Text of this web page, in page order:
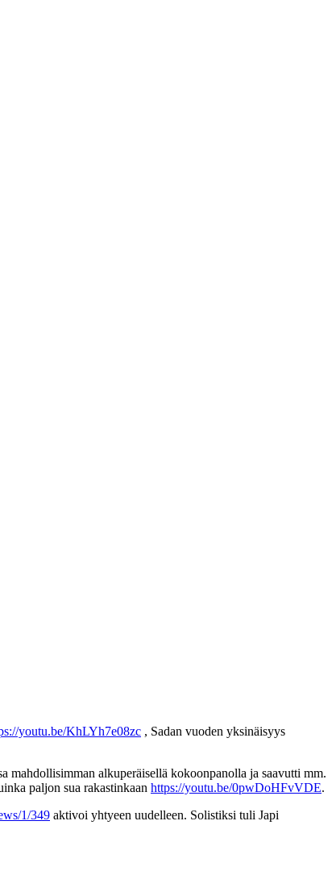
youtu.be/KhLYh7e08zc , Sadan vuoden yksinäisyys
mahdollisimman alkuperäisellä kokoonpanolla ja saavutti mm.
paljon sua rakastinkaan https://youtu.be/0pwDoHFvVDE.
1/349 aktivoi yhtyeen uudelleen. Solistiksi tuli Japi